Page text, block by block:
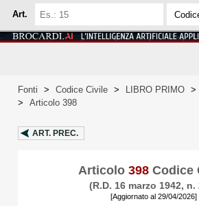
Art.
Fonti > Codice Civile > LIBRO PRIMO >
>
Articolo 398
ART. PREC.
Articolo 398Codice
(R.D. 16 marzo 1942, n.
[Aggiornato al 29/04/2026]